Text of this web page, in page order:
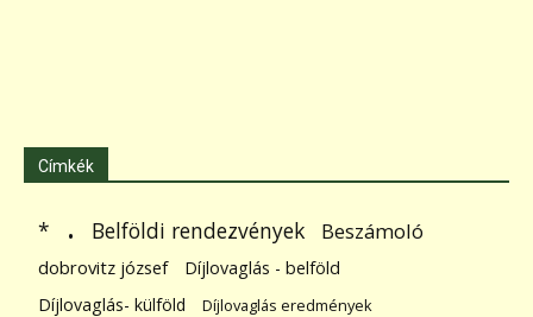
Címkék
* . Belföldi rendezvények Beszámoló
dobrovitz józsef
Díjlovaglás - belföld
Díjlovaglás- külföld
Díjlovaglás eredmények